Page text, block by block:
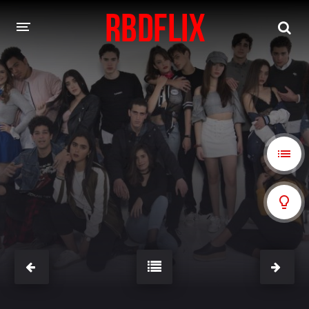
HOME
REBELDE
Rebelde: En Español Rebelde: Dublado
FILMES
Alfonso Herrera Anahí
Christian Chávez Christopher Von Uckermann